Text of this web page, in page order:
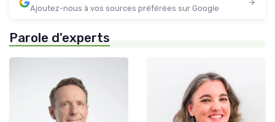
Ajoutez-nous à vos sources préférées sur Google
Parole d'experts